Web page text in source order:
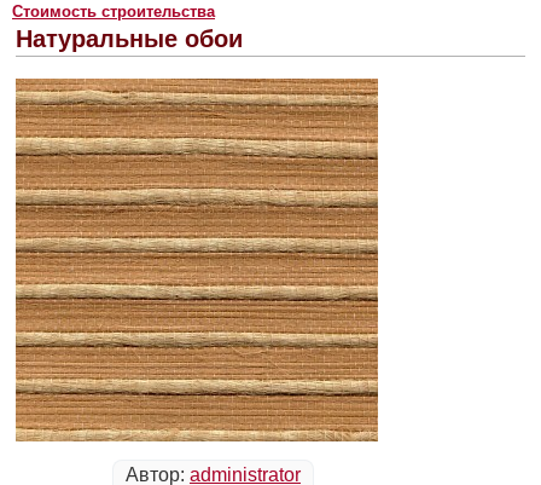
Стоимость строительства
Натуральные обои
Автор: administrator